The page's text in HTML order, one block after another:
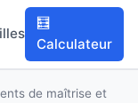
🧮
Calculateur
de maîtrise et